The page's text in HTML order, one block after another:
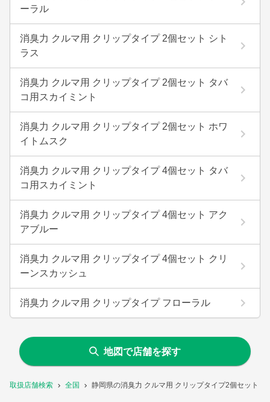
取扱店舗検索 全国 静岡県の消臭力 クルマ用 クリップタイプ2個セット
ーラル
消臭力 クルマ用 クリップタイプ 2個セット シト
ラス
消臭力 クルマ用 クリップタイプ 2個セット タバ
コ用スカイミント
消臭力 クルマ用 クリップタイプ 2個セット ホワ
イトムスク
消臭力 クルマ用 クリップタイプ 4個セット タバ
コ用スカイミント
消臭力 クルマ用 クリップタイプ 4個セット アク
アブルー
消臭力 クルマ用 クリップタイプ 4個セット クリ
ーンスカッシュ
消臭力 クルマ用 クリップタイプ フローラル
地図で店舗を探す